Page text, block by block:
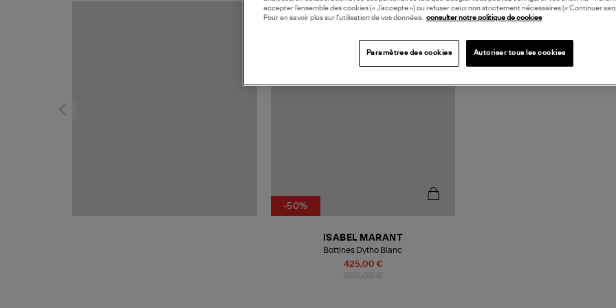
MADE IN EUROPE
-50%
425,00 €
ISABEL MARANT
Bottines Dytho Blanc
accepter l’ensemble des cookies (« J’accepte ») ou refuser ceux non strictement nécessaires (« Continuer
Pour en savoir plus sur l’utilisation de vos données,
consulter notre politique de cookies
Paramètres des cookies Autoriser tous les cookies